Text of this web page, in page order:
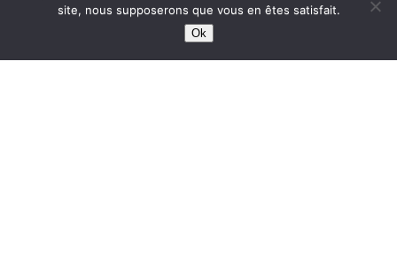
site, nous supposerons que vous en êtes satisfait.
Ok